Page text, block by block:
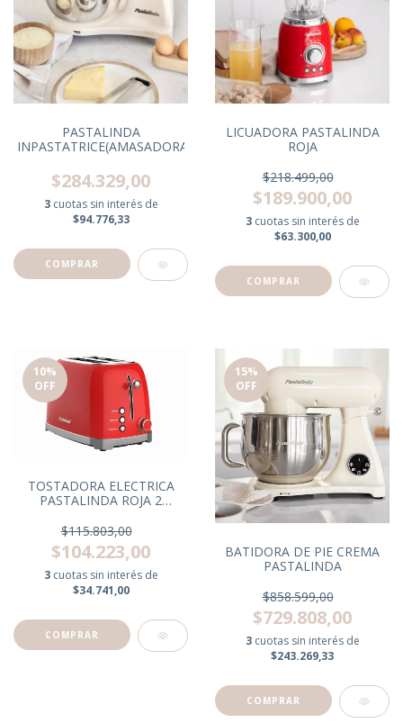
PASTALINDA
INPASTATRICE(AMASADORA)CREMA
$284.329,00
3 cuotas sin interés de
$94.776,33
LICUADORA PASTALINDA
ROJA
$218.499,00
$189.900,00
3 cuotas sin interés de
$63.300,00
10%
OFF
TOSTADORA ELECTRICA
PASTALINDA ROJA 2
$115.803,00
$104.223,00
3 cuotas sin interés de
$34.741,00
15%
OFF
BATIDORA DE PIE CREMA
PASTALINDA
$858.599,00
$729.808,00
3 cuotas sin interés de
$243.269,33